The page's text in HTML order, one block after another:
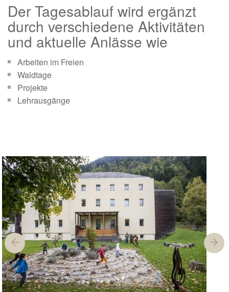
Der Tagesablauf wird ergänzt
durch verschiedene Aktivitäten
und aktuelle Anlässe wie
Arbeiten im Freien
Waldtage
Projekte
Lehrausgänge
Previous Next